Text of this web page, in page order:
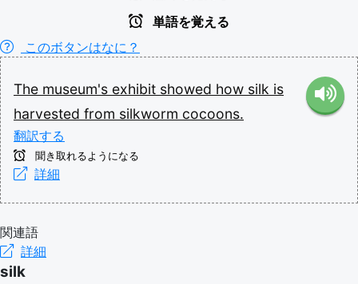
単語を覚える
このボタンはなに？
The museum's exhibit showed how silk is
harvested from silkworm cocoons.
翻訳する
聞き取れるようになる
詳細
関連語
詳細
silk